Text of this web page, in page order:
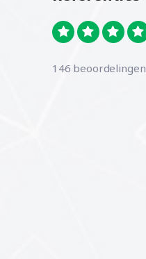
146 beoordelingen